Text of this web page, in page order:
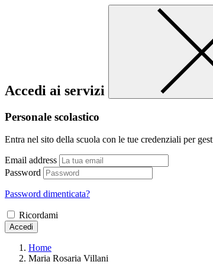
Accedi ai servizi
Personale scolastico
Entra nel sito della scuola con le tue credenziali per
Email address
Password
Password dimenticata?
Ricordami
Accedi
Home
Maria Rosaria Villani